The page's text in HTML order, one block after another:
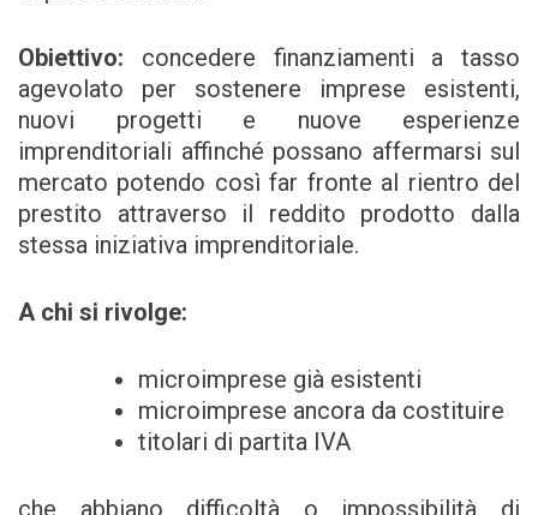
Obiettivo: concedere finanziamenti a tasso
agevolato per sostenere imprese esistenti,
nuovi progetti e nuove esperienze
imprenditoriali affinché possano affermarsi sul
mercato potendo così far fronte al rientro del
prestito attraverso il reddito prodotto dalla
stessa iniziativa imprenditoriale.
A chi si rivolge:
microimprese già esistenti
microimprese ancora da costituire
titolari di partita IVA